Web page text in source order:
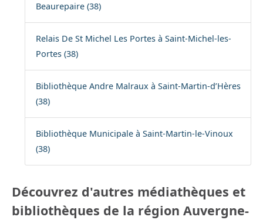
Beaurepaire (38)
Relais De St Michel Les Portes à Saint-Michel-les-
Portes (38)
Bibliothèque Andre Malraux à Saint-Martin-d’Hères
(38)
Bibliothèque Municipale à Saint-Martin-le-Vinoux
(38)
Découvrez d'autres médiathèques et
bibliothèques de la région Auvergne-